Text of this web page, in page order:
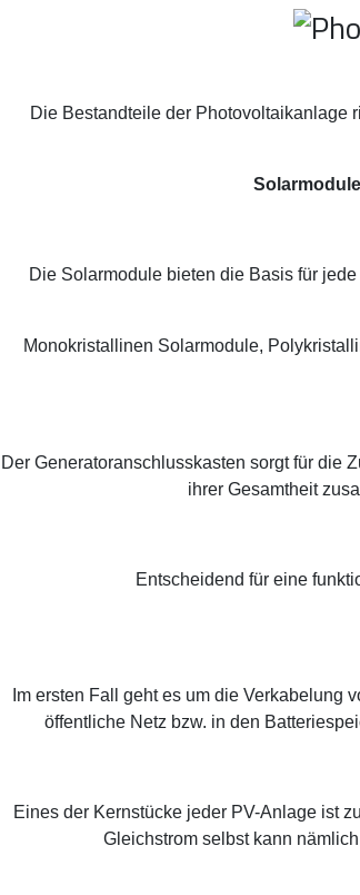
Die Bestandteile der Photovoltaikanlage
Die Solarmodule bieten die Basis für
Monokristallinen Solarmodule,
Der Generatoranschlusskasten sorgt für die
ihrer Gesamtheit
Entscheidend für eine
Im ersten Fall geht es um die Verkabelung
öffentliche Netz bzw. in den
Eines der Kernstücke jeder PV-Anlage ist
Gleichstrom selbst kann